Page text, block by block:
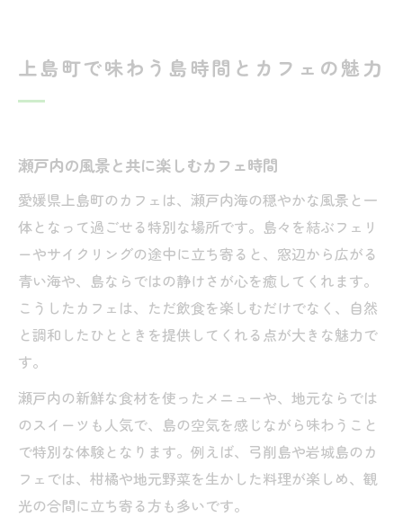
瀬戸内の景観を楽しむカフェ体験案内
海と橋を望むカフェで特別な体験を満喫
本を片手に憩う海辺のカフェスポット紹介
カフェで楽しむ瀬戸内の自然と心地よさ
カフェ好きが惹かれる上島町の過ごし方
カフェで過ごす島時間の楽しみ方を紹介
島めぐりとカフェ巡りの効率的な計画術
読書とカフェの相性を活かした時間の過ご
地元グルメとカフェタイムで心も満たす休
カフェで感じる上島町ならではの魅力とは
本に親しみながら楽しむカフェタイム提案
本屋併設カフェで過ごす上質な島時間
上島町で味わう島時間とカフェの魅力
瀬戸内の風景と共に楽しむカフェ時間
愛媛県上島町のカフェは、瀬戸内海の穏やかな風景と一
体となって過ごせる特別な場所です。島々を結ぶフェリ
ーやサイクリングの途中に立ち寄ると、窓辺から広がる
青い海や、島ならではの静けさが心を癒してくれます。
こうしたカフェは、ただ飲食を楽しむだけでなく、自然
と調和したひとときを提供してくれる点が大きな魅力で
す。
瀬戸内の新鮮な食材を使ったメニューや、地元ならでは
のスイーツも人気で、島の空気を感じながら味わうこと
で特別な体験となります。例えば、弓削島や岩城島のカ
フェでは、柑橘や地元野菜を生かした料理が楽しめ、観
光の合間に立ち寄る方も多いです。